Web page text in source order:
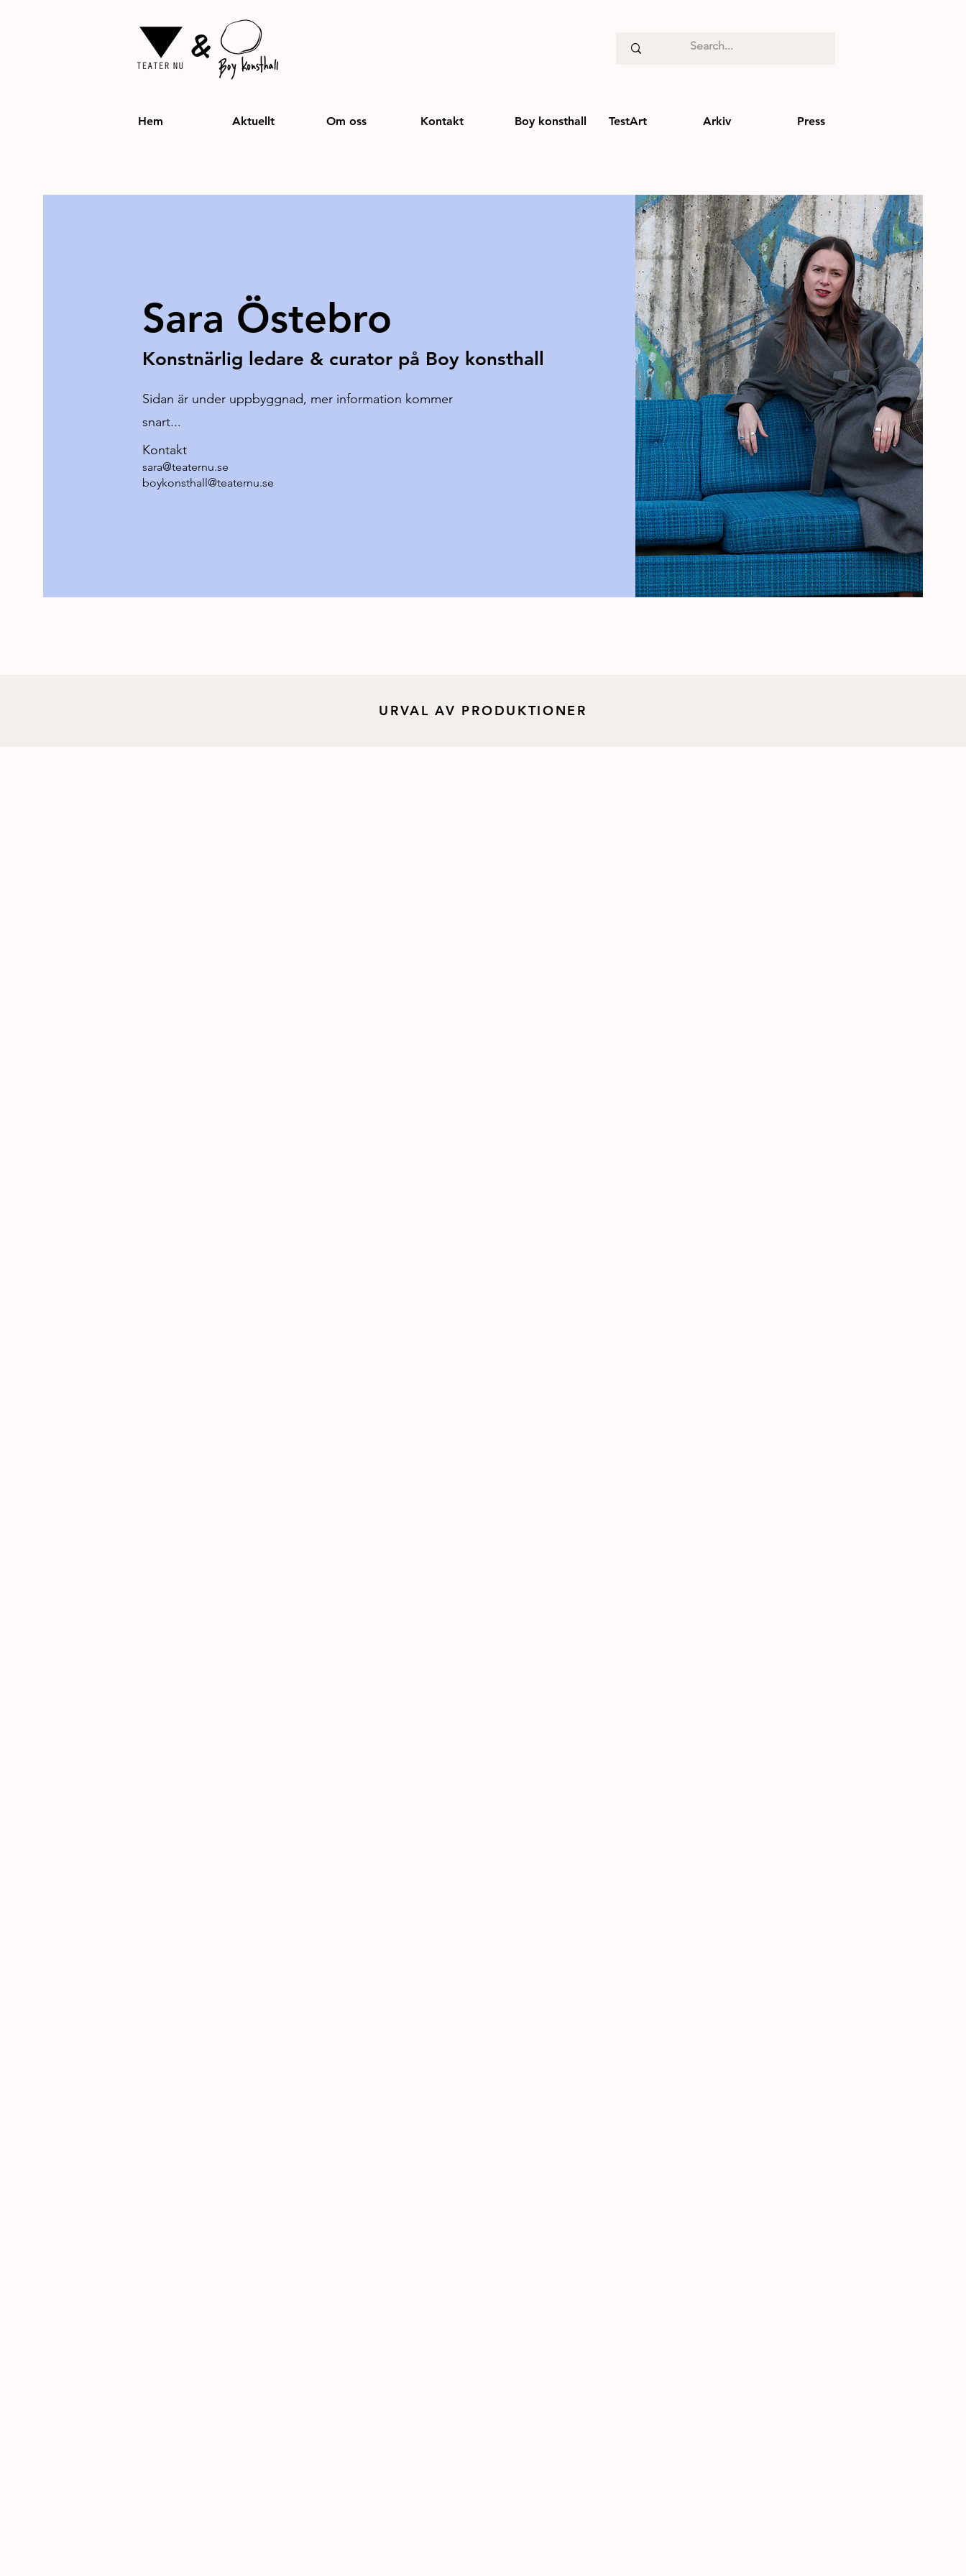
&
Hem Aktuellt Om oss Kontakt Boy konsthall TestArt Arkiv Press
Sara Östebro
Konstnärlig ledare & curator på Boy konsthall
Sidan är under uppbyggnad, mer information kommer
snart...
Kontakt
sara@teaternu.se
boykonsthall@teaternu.se
URVAL AV PRODUKTIONER